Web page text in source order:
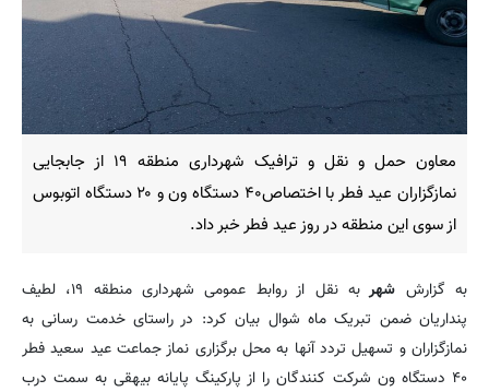
معاون حمل و نقل و ترافیک شهرداری منطقه ۱۹ از جابجایی
نمازگزاران عید فطر با اختصاص۴۰ دستگاه ون و ۲۰ دستگاه اتوبوس
از سوی این منطقه در روز عید فطر خبر داد.
به گزارش شهر
به نقل از روابط عمومی شهرداری منطقه ۱۹، لطیف
پنداریان ضمن تبریک ماه شوال بیان کرد: در راستای خدمت رسانی به
نمازگزاران و تسهیل تردد آنها به محل برگزاری نماز جماعت عید سعید فطر
۴۰ دستگاه ون شرکت کنندگان را از پارکینگ پایانه بیهقی به سمت درب